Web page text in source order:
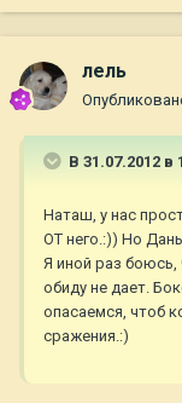
лель
В 31.07.2012 в
Наташ, у нас
ОТ него.:)) Но
Я иной раз боюсь,
обиду не дает.
опасаемся, чтоб
сражения.:)